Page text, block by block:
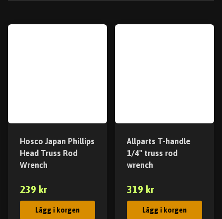
Hosco Japan Phillips
Head Truss Rod
Wrench
239 kr
Lägg i korgen
Allparts T-handle
1/4" truss rod
wrench
319 kr
Lägg i korgen